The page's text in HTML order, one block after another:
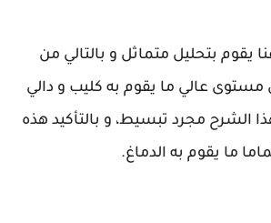
يقوم بتحليل متماثل و بالتالي من
عالي ما يقوم به كليب و دالي
الشرح مجرد تبسيط، و بالتأكيد هذه
ما يقوم به الدماغ.